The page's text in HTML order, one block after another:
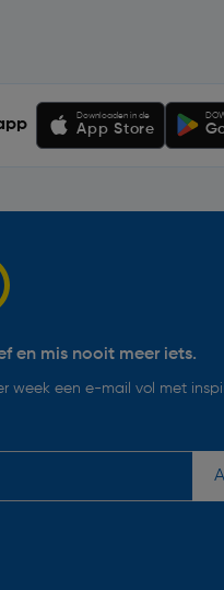
Downloaden in de
App Store
en mis nooit meer iets.
week een e-mail vol met